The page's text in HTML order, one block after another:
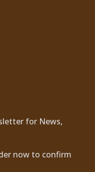
for News,
now to confirm